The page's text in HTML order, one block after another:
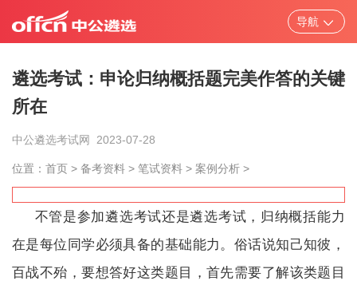
导航
遴选考试：申论归纳概括题完美作答的关键
所在
中公遴选考试网 2023-07-28
位置： 首页> 备考资料> 笔试资料> 案例分析>
不管是参加遴选考试还是遴选考试，归纳概括能力
在是每位同学必须具备的基础能力。俗话说知己知彼，
百战不殆，要想答好这类题目，首先需要了解该类题目
北京
河北 山西 辽宁
黑龙江 江苏 浙江 安徽